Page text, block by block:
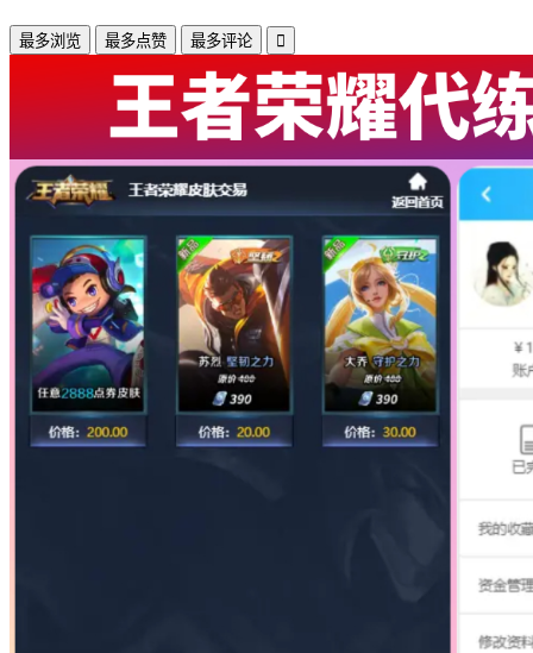
最多浏览 最多点赞 最多评论